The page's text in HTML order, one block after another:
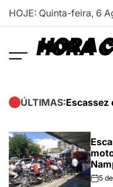
Skip
HOJE: Quinta-feira, 6
HORA
ÚLTIMAS:
on5